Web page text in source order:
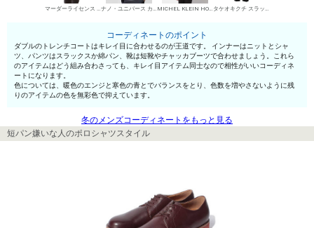
マーダーライセンス トレンチコート（ダブル） ナノ・ユニバース カーディガン MICHEL KLEIN HOMME シャツ タケオキクチ スラックス
コーディネートのポイント
ダブルのトレンチコートはキレイ目に合わせるのが王道です。 インナーはニットとシャ
ツ、パンツはスラックスか綿パン、靴は短靴やチャッカブーツで合わせましょう。これら
のアイテムはどう組み合わさっても、キレイ目アイテム同士なので相性がいいコーディネ
ートになります。
色については、暖色のエンジと寒色の青とでバランスをとり、色数を増やさないように残
りのアイテムの色を無彩色で抑えています。
冬のメンズコーディネートをもっと見る
短パン嫌いな人のポロシャツスタイル